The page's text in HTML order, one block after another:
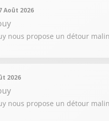
Août 2026
nous propose un détour
2026
nous propose un détour